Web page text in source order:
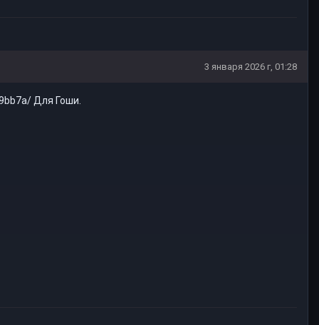
3 января 2026 г, 01:28
Для Гоши.